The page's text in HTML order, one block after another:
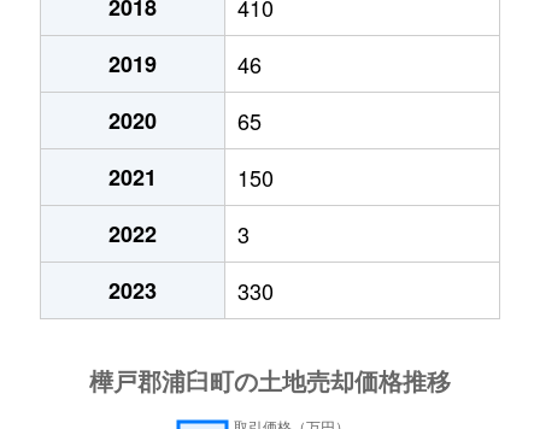
2018
410
2019
46
2020
65
2021
150
2022
3
2023
330